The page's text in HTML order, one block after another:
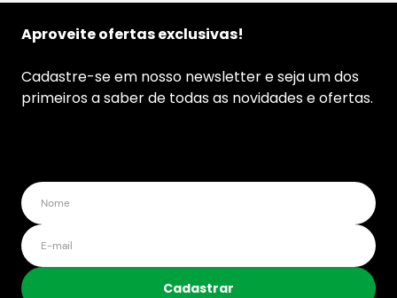
Aproveite ofertas exclusivas!
Cadastre-se em nosso newsletter e seja um dos
primeiros a saber de todas as novidades e ofertas.
Cadastrar